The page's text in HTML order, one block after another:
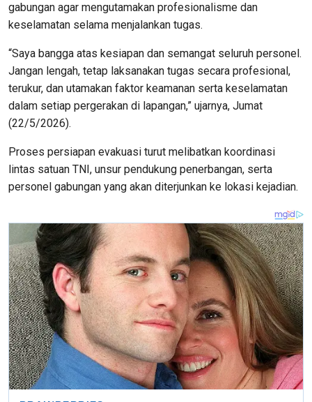
gabungan agar mengutamakan profesionalisme dan
keselamatan selama menjalankan tugas.
“Saya bangga atas kesiapan dan semangat seluruh personel.
Jangan lengah, tetap laksanakan tugas secara profesional,
terukur, dan utamakan faktor keamanan serta keselamatan
dalam setiap pergerakan di lapangan,” ujarnya, Jumat
(22/5/2026).
Proses persiapan evakuasi turut melibatkan koordinasi
lintas satuan TNI, unsur pendukung penerbangan, serta
personel gabungan yang akan diterjunkan ke lokasi kejadian.